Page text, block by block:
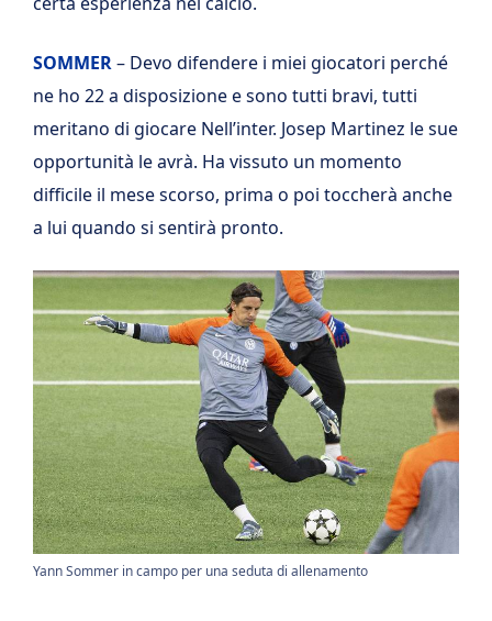
SOMMER– Devo difendere i miei giocatori perché
ne ho 22 a disposizione e sono tutti bravi, tutti
meritano di giocare Nell’inter. Josep Martinez le sue
opportunità le avrà. Ha vissuto un momento
difficile il mese scorso, prima o poi toccherà anche
a lui quando si sentirà pronto.
Yann Sommer in campo per una seduta di allenamento